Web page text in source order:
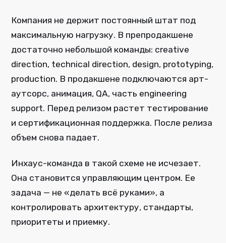
Компания не держит постоянный штат под
максимальную нагрузку. В препродакшене
достаточно небольшой команды: creative
direction, technical direction, design, prototyping,
production. В продакшене подключаются арт-
аутсорс, анимация, QA, часть engineering
support. Перед релизом растет тестирование
и сертификационная поддержка. После релиза
объем снова падает.
Инхаус-команда в такой схеме не исчезает.
Она становится управляющим центром. Ее
задача — не «делать всё руками», а
контролировать архитектуру, стандарты,
приоритеты и приемку.